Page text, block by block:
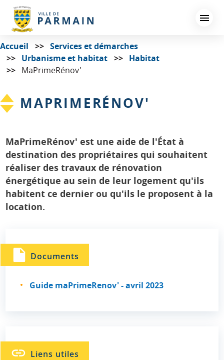
principal
Accueil
Services et démarches
Urbanisme et habitat
Habitat
MaPrimeRénov'
MAPRIMERÉNOV'
MaPrimeRénov' est une aide de l'État à
destination des propriétaires qui souhaitent
réaliser des travaux de rénovation
énergétique au sein de leur logement qu'ils
habitent ce dernier ou qu'ils le proposent à la
location.
Documents
Guide maPrimeRenov' - avril 2023
Liens utiles